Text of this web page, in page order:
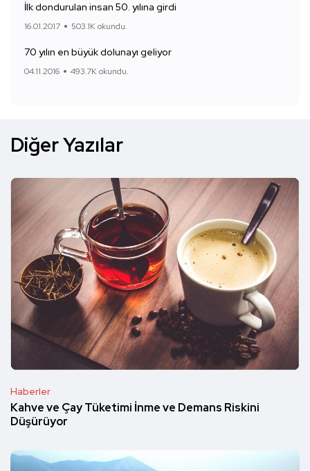
İlk dondurulan insan 50. yılına girdi
16.01.2017 503.1K okundu.
70 yılın en büyük dolunayı geliyor
04.11.2016 493.7K okundu.
Diğer Yazılar
Haberler
Kahve ve Çay Tüketimi İnme ve Demans Riskini
Düşürüyor